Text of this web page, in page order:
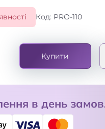
Код: PRO-110
Купити
в день